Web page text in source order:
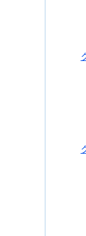
プ
プ
プ
フ
プ
フ
ト
イ